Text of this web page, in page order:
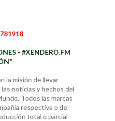
- #XENDERO.FM
la misión de llevar
noticias y hechos del
Todos las marcas
respectiva o de
total o parcial